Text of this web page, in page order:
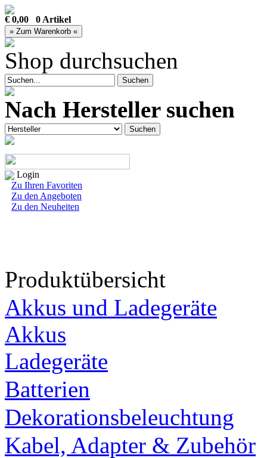
€ 0,00 0 Artikel
Shop durchsuchen
Nach Hersteller suchen
Login
Zu Ihren Favoriten
Zu den Angeboten
Zu den Neuheiten
Produktübersicht
Akkus und Ladegeräte
Akkus
Ladegeräte
Batterien
Dekorationsbeleuchtung
Kabel, Adapter & Zubehör